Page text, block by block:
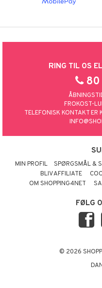
RING TIL OS
80
FROKOST-
TELEFONISK KONTAKT ER
MIN PROFIL SPØRGSMÅL &
BLIV AFFILIATE
OM SHOPPING4NET
FØLG
© 2026